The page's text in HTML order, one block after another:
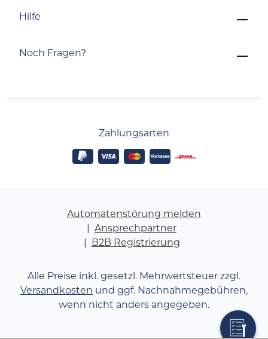
Noch Fragen?
Hilfe
Zahlungsarten
Automatenstörung melden
Ansprechpartner
B2B Registrierung
Alle Preise inkl. gesetzl. Mehrwertsteuer zzgl.
Versandkosten und ggf. Nachnahmegebühren,
wenn nicht anders angegeben.